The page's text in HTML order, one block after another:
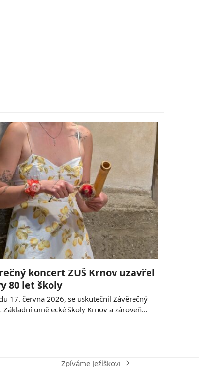
koncert ZUŠ Krnov uzavřel
80 let školy
17. června 2026, se uskutečnil Závěrečný
Základní umělecké školy Krnov a zároveň…
Zpíváme Ježíškovi